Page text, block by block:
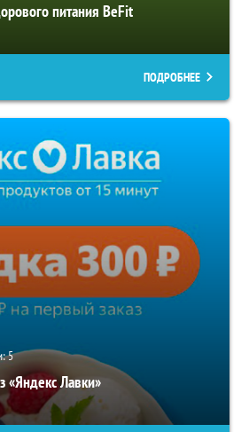
питания BeFit
ПОДРОБНЕЕ
5
«Яндекс Лавки»